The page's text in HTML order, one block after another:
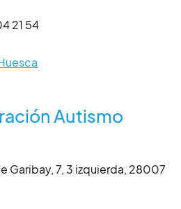
21 54
Autismo
Garibay, 7, 3 izquierda, 28007